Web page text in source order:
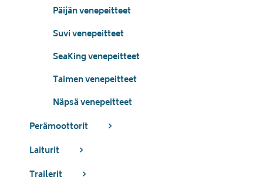
Päijän venepeitteet
Suvi venepeitteet
SeaKing venepeitteet
Taimen venepeitteet
Näpsä venepeitteet
Perämoottorit
Laiturit
Trailerit